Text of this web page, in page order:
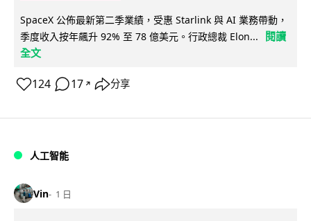
SpaceX 公佈最新第二季業績，受惠 Starlink 與 AI 業務帶動，
季度收入按年飆升 92% 至 78 億美元。行政總裁 Elon...
閱讀
全文
124 17 ↗ 分享
人工智能
Vin 1 日